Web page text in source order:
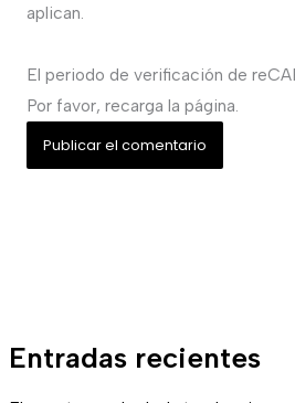
Entradas recientes
aplican.
El periodo de verificación de
Por favor, recarga la página.